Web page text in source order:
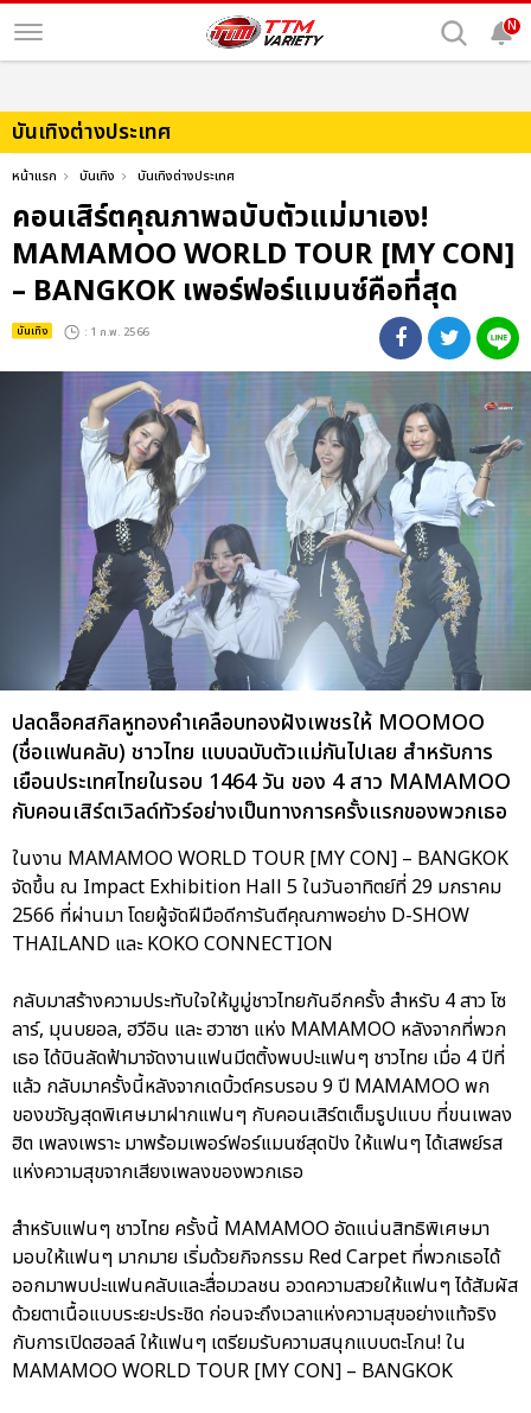
N
บันเทิงต่างประเทศ
หน้าแรก บันเทิง บันเทิงต่างประเทศ
คอนเสิร์ตคุณภาพฉบับตัวแม่มาเอง!
MAMAMOO WORLD TOUR [MY CON]
– BANGKOK เพอร์ฟอร์แมนซ์คือที่สุด
บันเทิง : 1 ก.พ. 2566
ปลดล็อคสกิลหูทองคำเคลือบทองฝังเพชรให้ MOOMOO
(ชื่อแฟนคลับ) ชาวไทย แบบฉบับตัวแม่กันไปเลย สำหรับการ
เยือนประเทศไทยในรอบ 1464 วัน ของ 4 สาว MAMAMOO
กับคอนเสิร์ตเวิลด์ทัวร์อย่างเป็นทางการครั้งแรกของพวกเธอ
ในงาน MAMAMOO WORLD TOUR [MY CON] – BANGKOK
จัดขึ้น ณ Impact Exhibition Hall 5 ในวันอาทิตย์ที่ 29 มกราคม
2566 ที่ผ่านมา โดยผู้จัดฝีมือดีการันตีคุณภาพอย่าง D-SHOW
THAILAND และ KOKO CONNECTION
กลับมาสร้างความประทับใจให้มูมู่ชาวไทยกันอีกครั้ง สำหรับ 4 สาว โซ
ลาร์, มุนบยอล, ฮวีอิน และ ฮวาซา แห่ง MAMAMOO หลังจากที่พวก
เธอ ได้บินลัดฟ้ามาจัดงานแฟนมีตติ้งพบปะแฟนๆ ชาวไทย เมื่อ 4 ปีที่
แล้ว กลับมาครั้งนี้หลังจากเดบิ้วต์ครบรอบ 9 ปี MAMAMOO พก
ของขวัญสุดพิเศษมาฝากแฟนๆ กับคอนเสิร์ตเต็มรูปแบบ ที่ขนเพลง
ฮิต เพลงเพราะ มาพร้อมเพอร์ฟอร์แมนซ์สุดปัง ให้แฟนๆ ได้เสพย์รส
แห่งความสุขจากเสียงเพลงของพวกเธอ
สำหรับแฟนๆ ชาวไทย ครั้งนี้ MAMAMOO อัดแน่นสิทธิพิเศษมา
มอบให้แฟนๆ มากมาย เริ่มด้วยกิจกรรม Red Carpet ที่พวกเธอได้
ออกมาพบปะแฟนคลับและสื่อมวลชน อวดความสวยให้แฟนๆ ได้สัมผัส
ด้วยตาเนื้อแบบระยะประชิด ก่อนจะถึงเวลาแห่งความสุขอย่างแท้จริง
กับการเปิดฮอลล์ ให้แฟนๆ เตรียมรับความสนุกแบบตะโกน! ใน
MAMAMOO WORLD TOUR [MY CON] – BANGKOK